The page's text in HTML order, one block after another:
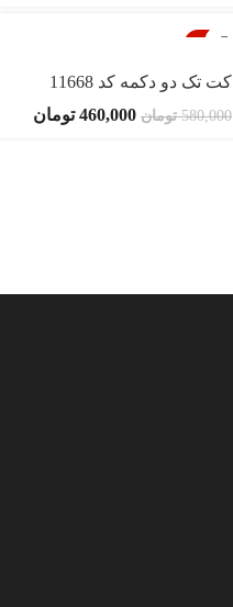
-21%
کت تک دو دکمه کد 11668
580,000 تومان 460,000 تومان